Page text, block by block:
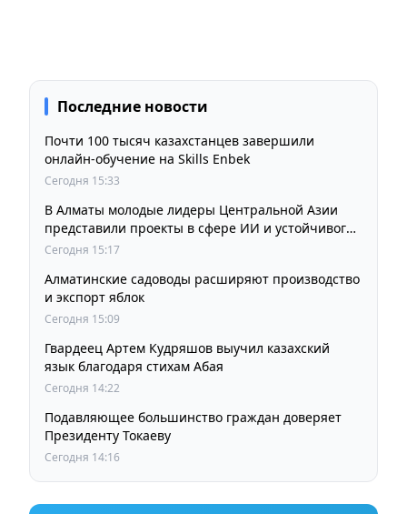
Последние новости
Почти 100 тысяч казахстанцев завершили
онлайн-обучение на Skills Enbek
Сегодня 15:33
В Алматы молодые лидеры Центральной Азии
представили проекты в сфере ИИ и устойчивого
развития
Сегодня 15:17
Алматинские садоводы расширяют производство
и экспорт яблок
Сегодня 15:09
Гвардеец Артем Кудряшов выучил казахский
язык благодаря стихам Абая
Сегодня 14:22
Подавляющее большинство граждан доверяет
Президенту Токаеву
Сегодня 14:16